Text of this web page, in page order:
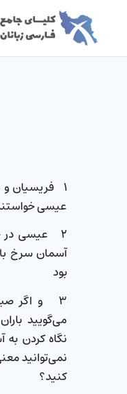
۱ فریسیان
عیسی
۲ عیسی
آسمان سرخ
بود
۳ و اگر
می‌گویید
نگاه كردن
نمی‌توانید
كنید؟